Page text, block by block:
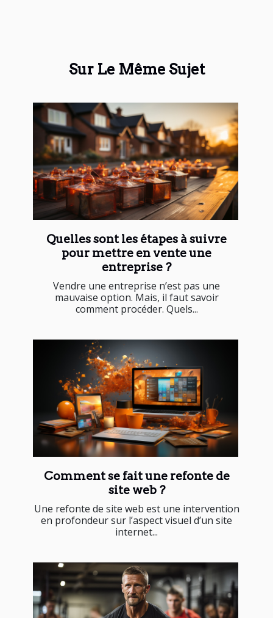
Sur Le Même Sujet
Quelles sont les étapes à suivre
pour mettre en vente une
entreprise ?
Vendre une entreprise n’est pas une
mauvaise option. Mais, il faut savoir
comment procéder. Quels...
Comment se fait une refonte de
site web ?
Une refonte de site web est une intervention
en profondeur sur l’aspect visuel d’un site
internet...